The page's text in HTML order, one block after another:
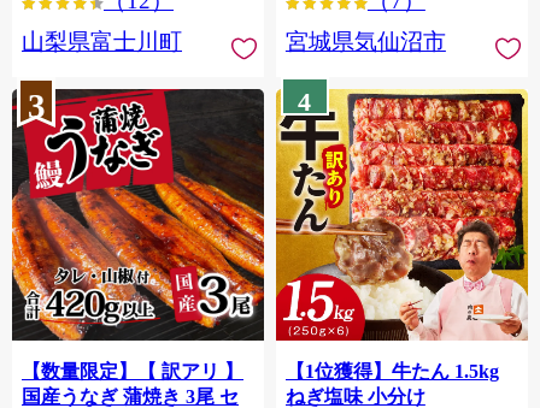
円 九千円
山梨県富士川町
宮城県気仙沼市
3
【数量限定】【 訳アリ 】
国産うなぎ 蒲焼き 3尾 セ
4
【1位獲得】牛たん 1.5kg
ねぎ塩味 小分け